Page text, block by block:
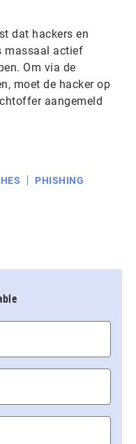
dat hackers en
massaal actief
Om via de
moet de hacker op
aangemeld
PHISHING